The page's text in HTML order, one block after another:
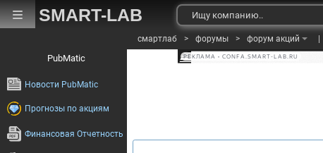
смартлаб > форумы > форум акций
РЕКЛАМА • CONFA.SMART-LAB.RU
PubMatic
Новости PubMatic
Прогнозы по акциям
Финансовая Отчетность
SMART-LAB